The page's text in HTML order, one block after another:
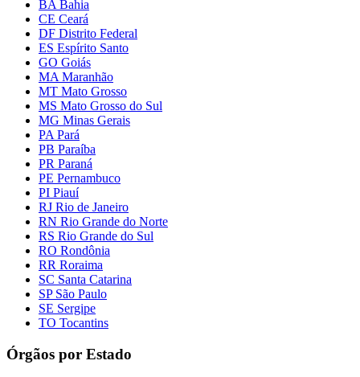
BA Bahia
CE Ceará
DF Distrito Federal
ES Espírito Santo
GO Goiás
MA Maranhão
MT Mato Grosso
MS Mato Grosso do Sul
MG Minas Gerais
PA Pará
PB Paraíba
PR Paraná
PE Pernambuco
PI Piauí
RJ Rio de Janeiro
RN Rio Grande do Norte
RS Rio Grande do Sul
RO Rondônia
RR Roraima
SC Santa Catarina
SP São Paulo
SE Sergipe
TO Tocantins
Órgãos por Estado